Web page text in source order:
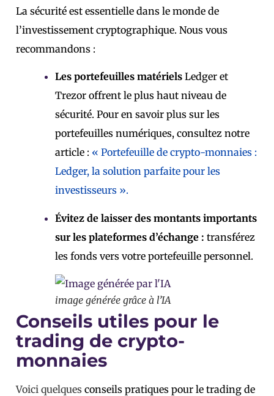
La sécurité est essentielle dans le monde de
l’investissement cryptographique. Nous vous
recommandons :
Les portefeuilles matériels Ledger et
Trezor offrent le plus haut niveau de
sécurité. Pour en savoir plus sur les
portefeuilles numériques, consultez notre
article : « Portefeuille de crypto-monnaies :
Ledger, la solution parfaite pour les
investisseurs ».
Évitez de laisser des montants importants
sur les plateformes d’échange : transférez
les fonds vers votre portefeuille personnel.
image générée grâce à l’IA
Conseils utiles pour le
trading de crypto-
monnaies
Voici quelques conseils pratiques pour le trading de